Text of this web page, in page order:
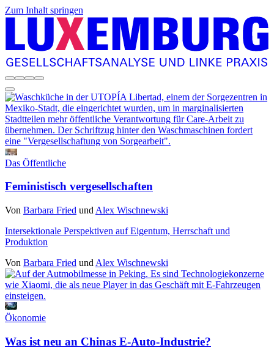
Zum Inhalt springen
Das Öffentliche
Feministisch vergesellschaften
Von Barbara Fried und Alex Wischnewski
Intersektionale Perspektiven auf Eigentum, Herrschaft und
Produktion
Von Barbara Fried und Alex Wischnewski
Ökonomie
Was ist neu an Chinas E-Auto-Industrie?